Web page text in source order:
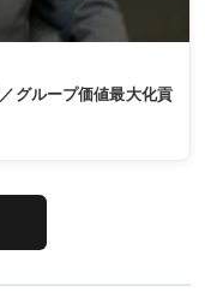
グループ価値最大化貢